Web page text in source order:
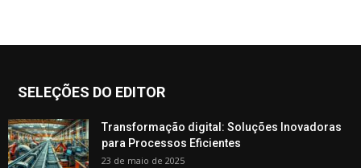
SELEÇÕES DO EDITOR
Transformação digital: Soluções Inovadoras
para Processos Eficientes
23 de maio de 2025